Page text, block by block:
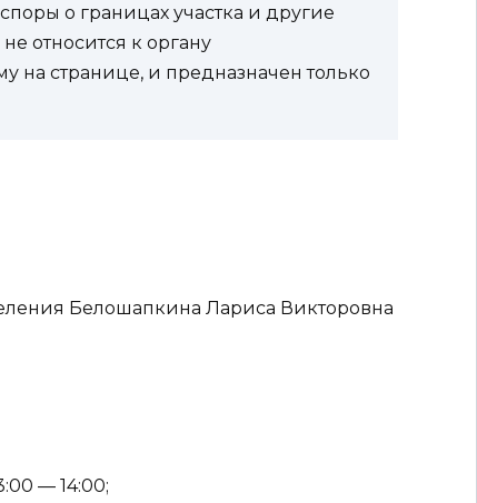
о границах участка и другие
относится к органу
на странице, и предназначен только
Белошапкина Лариса Викторовна
— 14:00;